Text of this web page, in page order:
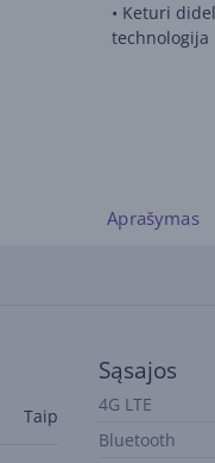
• Keturi
technologija
Aprašymas
Taip
Sąsajos
4G LTE
Bluetooth